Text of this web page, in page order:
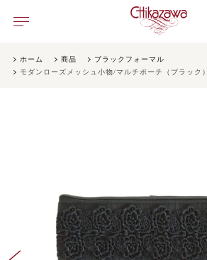
ホーム 商品
ブラックフォーマル
モダンローズメッシュ小物/マルチポーチ（ブラック）